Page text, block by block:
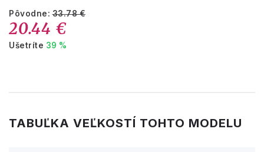
Pôvodne:33.78 €
20.44 €
Ušetríte 39 %
TABUĽKA VEĽKOSTÍ TOHTO MODELU